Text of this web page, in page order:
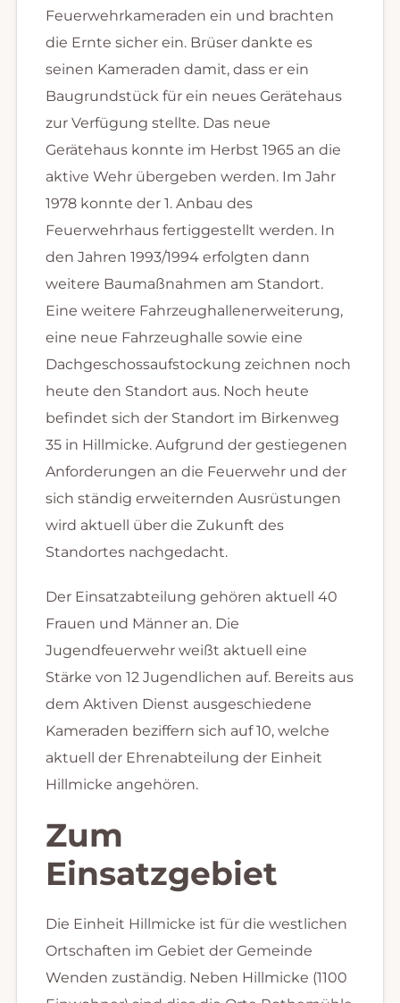
Feuerwehrkameraden ein und brachten
die Ernte sicher ein. Brüser dankte es
seinen Kameraden damit, dass er ein
Baugrundstück für ein neues Gerätehaus
zur Verfügung stellte. Das neue
Gerätehaus konnte im Herbst 1965 an die
aktive Wehr übergeben werden. Im Jahr
1978 konnte der 1. Anbau des
Feuerwehrhaus fertiggestellt werden. In
den Jahren 1993/1994 erfolgten dann
weitere Baumaßnahmen am Standort.
Eine weitere Fahrzeughallenerweiterung,
eine neue Fahrzeughalle sowie eine
Dachgeschossaufstockung zeichnen noch
heute den Standort aus. Noch heute
befindet sich der Standort im Birkenweg
35 in Hillmicke. Aufgrund der gestiegenen
Anforderungen an die Feuerwehr und der
sich ständig erweiternden Ausrüstungen
wird aktuell über die Zukunft des
Standortes nachgedacht.
Der Einsatzabteilung gehören aktuell 40
Frauen und Männer an. Die
Jugendfeuerwehr weißt aktuell eine
Stärke von 12 Jugendlichen auf. Bereits aus
dem Aktiven Dienst ausgeschiedene
Kameraden beziffern sich auf 10, welche
aktuell der Ehrenabteilung der Einheit
Hillmicke angehören.
Zum
Einsatzgebiet
Die Einheit Hillmicke ist für die westlichen
Ortschaften im Gebiet der Gemeinde
Wenden zuständig. Neben Hillmicke (1100